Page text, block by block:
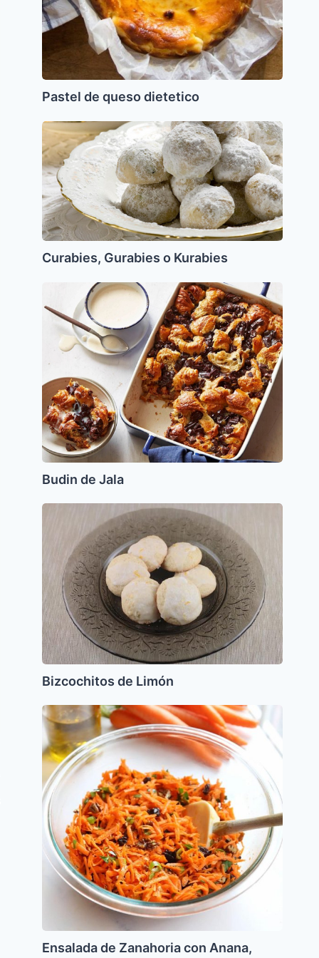
Pastel de queso dietetico
Curabies,
Gurabies
o
Kurabies
Curabies, Gurabies o Kurabies
de
Jala
Budin de Jala
Bizcochitos
Bizcochitos de Limón
Ensalada
de
Zanahoria
con
Anana,
Manzanas
Pasas
Ensalada de Zanahoria con Anana,